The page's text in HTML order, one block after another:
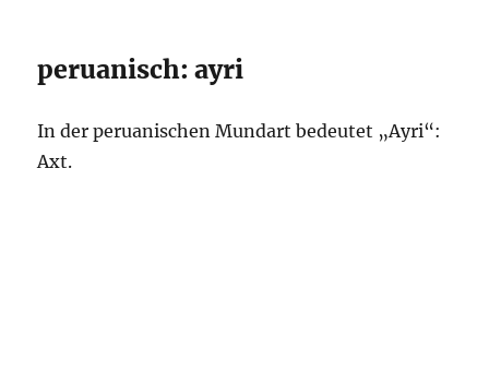
peruanisch: ayri
In der peruanischen Mundart bedeutet „Ayri“:
Axt.